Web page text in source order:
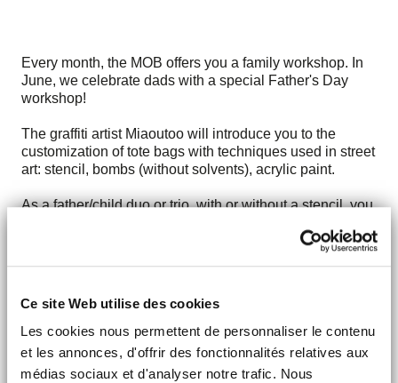
Ce site Web utilise des cookies
Les cookies nous permettent de personnaliser le contenu
et les annonces, d'offrir des fonctionnalités relatives aux
médias sociaux et d'analyser notre trafic. Nous
Every month, the MOB offers you a family workshop. In
June, we celebrate dads with a special Father's Day
workshop!
The graffiti artist Miaoutoo will introduce you to the
customization of tote bags with techniques used in street
art: stencil, bombs (without solvents), acrylic paint.
As a father/child duo or trio, with or without a stencil, you
Two sessions of this workshop are offered at 3 p.m. and
Free reservation required to participate in the workshop!
I'M COMING! >